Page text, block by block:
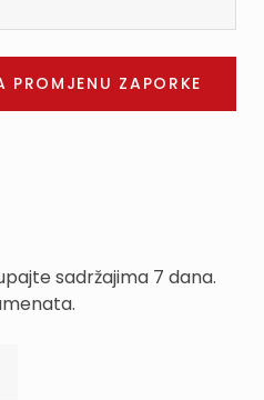
sadržajima 7 dana.